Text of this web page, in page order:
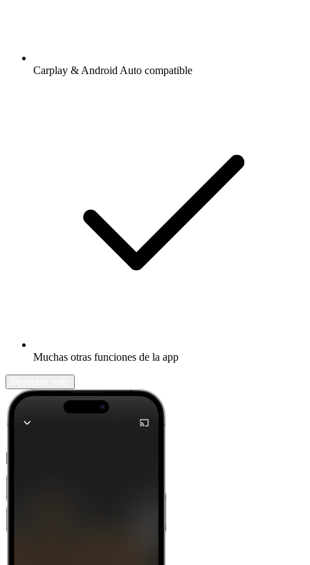
Carplay & Android Auto compatible
Muchas otras funciones de la app